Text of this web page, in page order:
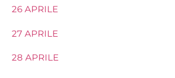
26 APRILE
27 APRILE
28 APRILE